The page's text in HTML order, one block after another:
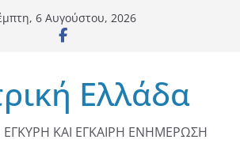
6 Αυγούστου, 2026
Ελλάδα
ΚΑΙ ΕΓΚΑΙΡΗ ΕΝΗΜΕΡΩΣΗ